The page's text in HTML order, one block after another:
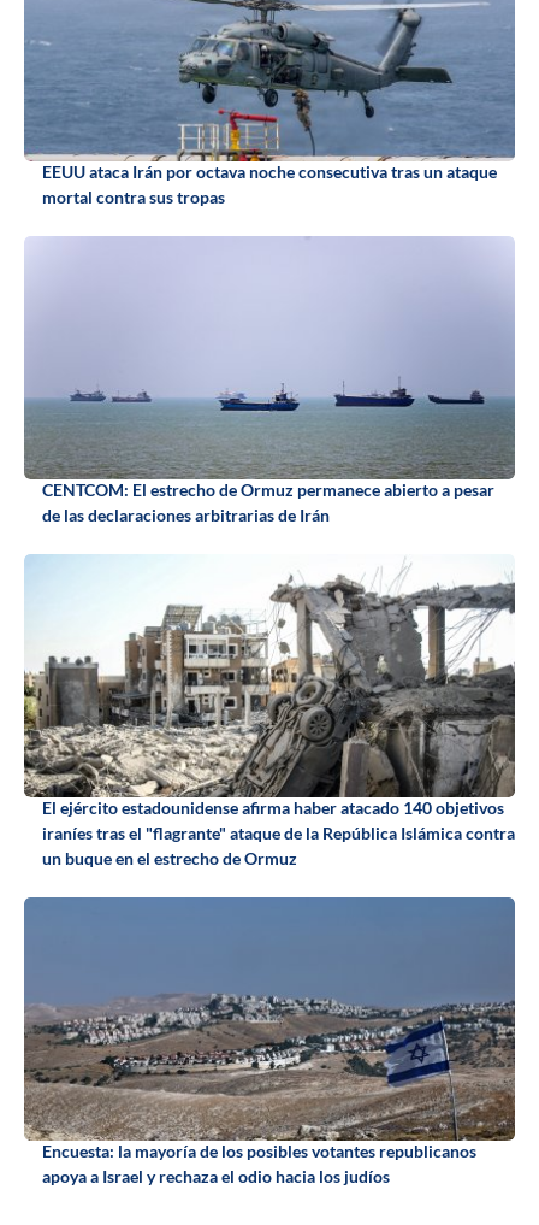
EEUU ataca Irán por octava noche consecutiva tras un ataque
mortal contra sus tropas
CENTCOM: El estrecho de Ormuz permanece abierto a pesar
de las declaraciones arbitrarias de Irán
El ejército estadounidense afirma haber atacado 140 objetivos
iraníes tras el "flagrante" ataque de la República Islámica contra
un buque en el estrecho de Ormuz
Encuesta: la mayoría de los posibles votantes republicanos
apoya a Israel y rechaza el odio hacia los judíos